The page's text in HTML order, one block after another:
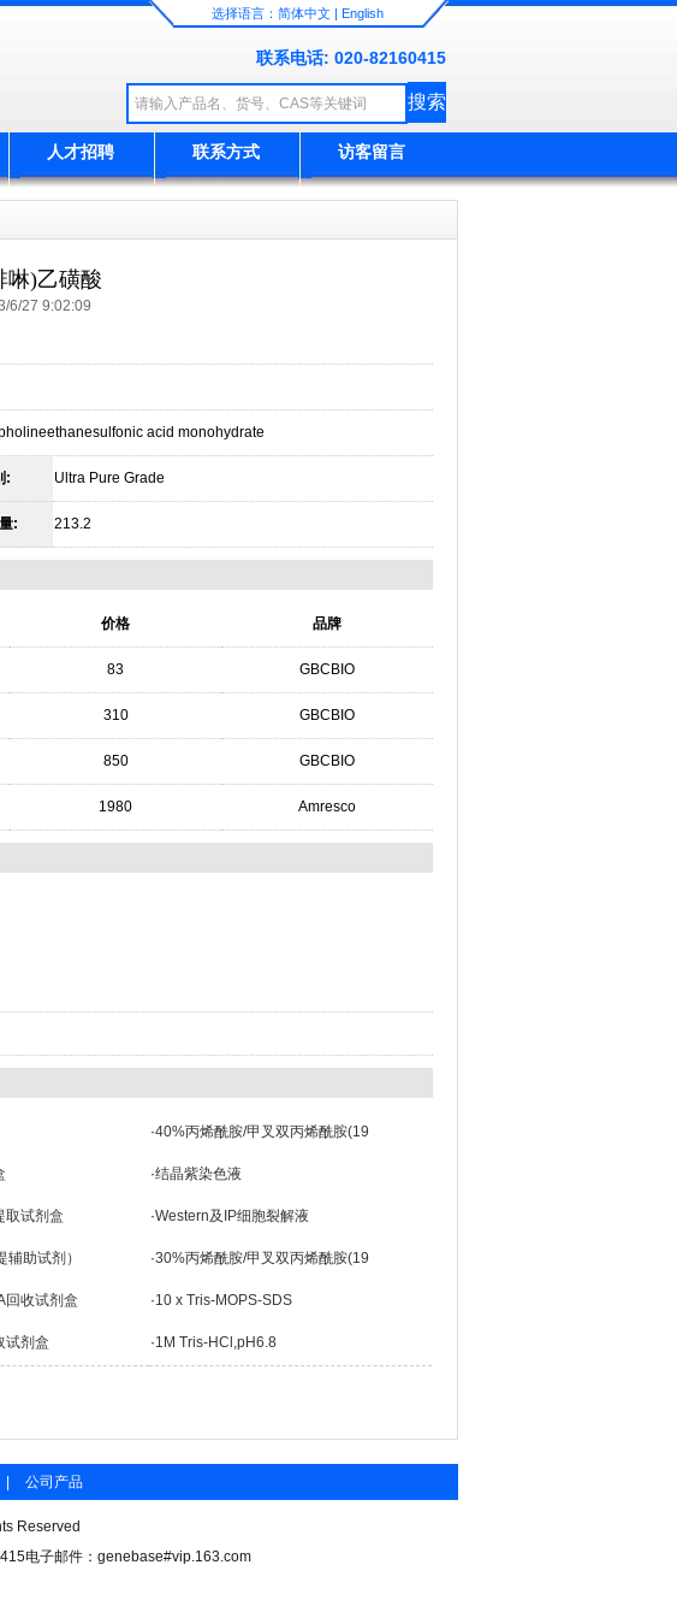
选择语言： 简体中文 | English
联系电话: 020-82160415
人才招聘 联系方式 访客留言
啉)乙磺酸
6/27 9:02:09
acid monohydrate
: Ultra Pure Grade
: 213.2
价格 品牌
83 GBCBIO
310 GBCBIO
850 GBCBIO
1980 Amresco
取试剂盒
助试剂）
回收试剂盒
试剂盒
·40%丙烯酰胺/甲叉双丙烯酰胺(19
·结晶紫染色液
·Western及IP细胞裂解液
·30%丙烯酰胺/甲叉双丙烯酰胺(19
·10 x Tris-MOPS-SDS
·1M Tris-HCl,pH6.8
公司产品
Reserved
电子邮件：genebase#vip.163.com